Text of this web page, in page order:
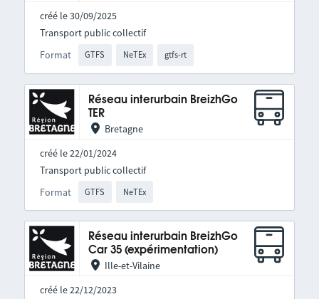
créé le 30/09/2025
Format GTFS NeTEx gtfs-rt
Transport public collectif
Réseau interurbain BreizhGo
TER
Bretagne
créé le 22/01/2024
Format GTFS NeTEx
Transport public collectif
Réseau interurbain BreizhGo
Car 35 (expérimentation)
Ille-et-Vilaine
créé le 22/12/2023